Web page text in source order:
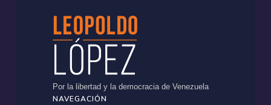
Por la libertad y la democracia de Venezuela
NAVEGACIÓN